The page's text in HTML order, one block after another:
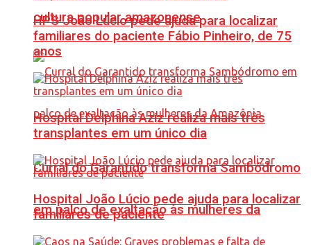
cultura popular amazonense
Curral do Garantido transforma Sambódromo
em palco de exaltação às mulheres da
HPS João Lúcio pede ajuda para localizar
familiares do paciente Fábio Pinheiro, de 75
anos
Hospital Delphina Aziz realiza mais três
transplantes em um único dia
Hospital João Lúcio pede ajuda para localizar
familiares de paciente